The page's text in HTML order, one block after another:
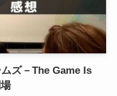
ズ－The Game Is